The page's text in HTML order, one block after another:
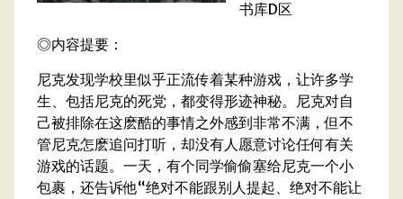
书库D区
◎内容提要：
尼克发现学校里似乎正流传着某种游戏，让许多学
生、包括尼克的死党，都变得形迹神秘。尼克对自
己被排除在这麽酷的事情之外感到非常不满，但不
管尼克怎麽追问打听，却没有人愿意讨论任何有关
游戏的话题。一天，有个同学偷偷塞给尼克一个小
包裹，还告诉他“绝对不能跟别人提起、绝对不能让